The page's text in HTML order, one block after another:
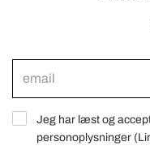
Jeg har læst og
personoplysninger (